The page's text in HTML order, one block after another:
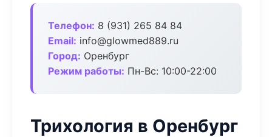
Телефон: 8 (931) 265 84 84
Email: info@glowmed889.ru
Город: Оренбург
Режим работы: Пн-Вс: 10:00-22:00
Трихология в Оренбург